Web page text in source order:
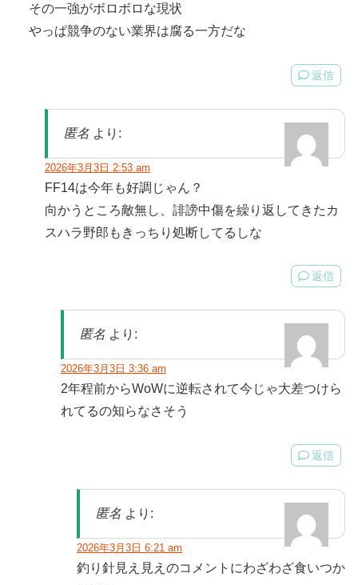
その一強がボロボロな現状
やっぱ競争のない業界は腐る一方だな
返信
匿名 より:
2026年3月3日 2:53 am
FF14は今年も好調じゃん？
向かうところ敵無し、誹謗中傷を繰り返してきたカ
スハラ野郎もきっちり処断してるしな
返信
匿名 より:
2026年3月3日 3:36 am
2年程前からWoWに逆転されて今じゃ大差つけら
れてるの知らなさそう
返信
匿名 より:
2026年3月3日 6:21 am
釣り針見え見えのコメントにわざわざ食いつか